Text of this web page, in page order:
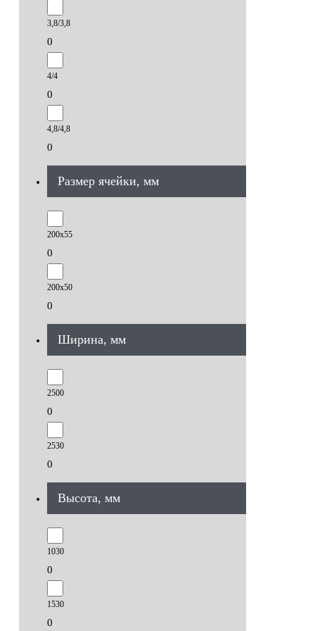
3,8/3,8
0
4/4
0
4,8/4,8
0
Размер ячейки, мм
200х55
0
200х50
0
Ширина, мм
2500
0
2530
0
Высота, мм
1030
0
1530
0